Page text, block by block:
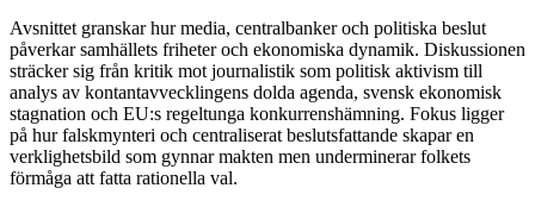
Avsnittet granskar hur media, centralbanker och politiska beslut
påverkar samhällets friheter och ekonomiska dynamik. Diskussionen
sträcker sig från kritik mot journalistik som politisk aktivism till
analys av kontantavvecklingens dolda agenda, svensk ekonomisk
stagnation och EU:s regeltunga konkurrenshämning. Fokus ligger
på hur falskmynteri och centraliserat beslutsfattande skapar en
verklighetsbild som gynnar makten men underminerar folkets
förmåga att fatta rationella val.